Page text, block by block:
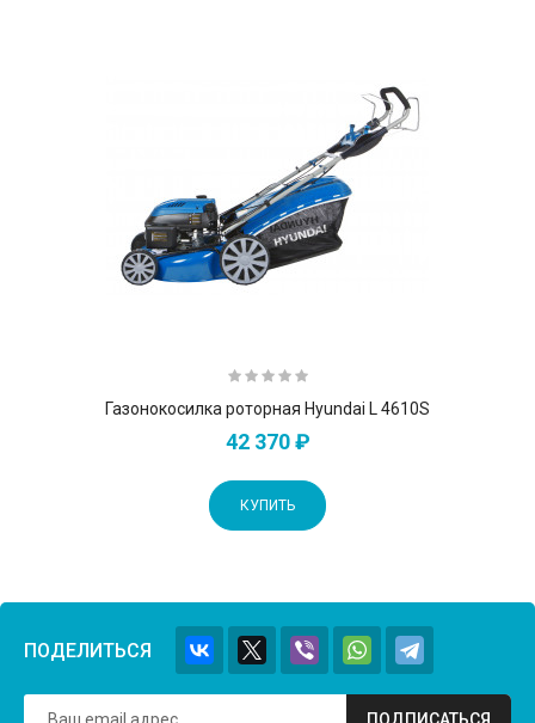
Газонокосилка роторная Hyundai L 4610S
42 370 ₽
КУПИТЬ
ПОДЕЛИТЬСЯ